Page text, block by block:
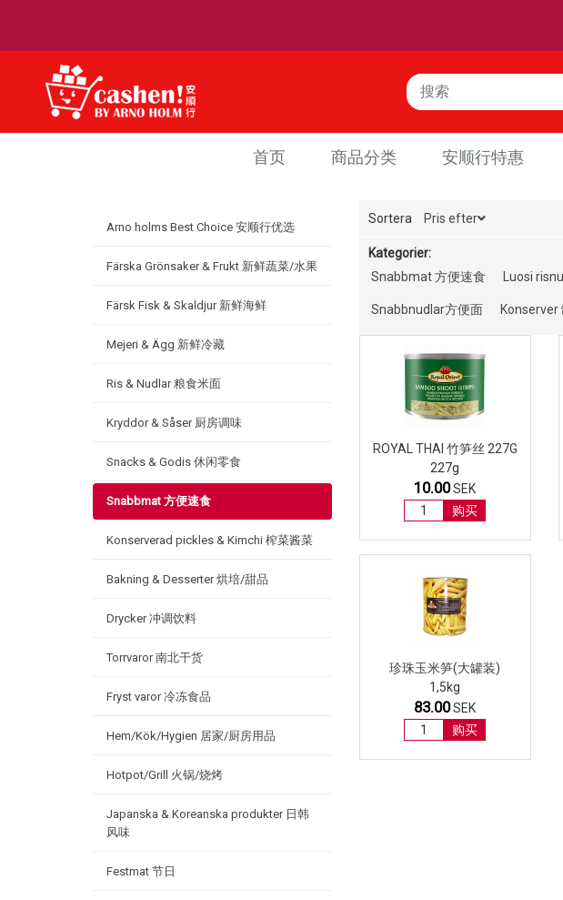
首页 商品分类 安顺行特惠
Arno holms Best Choice 安顺行优选
Färska Grönsaker & Frukt 新鲜蔬菜/水果
Färsk Fisk & Skaldjur 新鲜海鲜
Mejeri & Ägg 新鲜冷藏
Ris & Nudlar 粮食米面
Kryddor & Såser 厨房调味
Snacks & Godis 休闲零食
Snabbmat 方便速食
Konserverad pickles & Kimchi 榨菜酱菜
Bakning & Desserter 烘培/甜品
Drycker 冲调饮料
Torrvaror 南北干货
Fryst varor 冷冻食品
Hem/Kök/Hygien 居家/厨房用品
Hotpot/Grill 火锅/烧烤
Japanska & Koreanska produkter 日韩
风味
Festmat 节日
Sortera Pris efter
Kategorier:
Snabbmat 方便速食
Luosi
Snabbnudlar方便面 Konserver
ROYAL THAI 竹笋丝 227G
227g
10.00SEK
购买
珍珠玉米笋(大罐装)
1,5kg
83.00SEK
购买